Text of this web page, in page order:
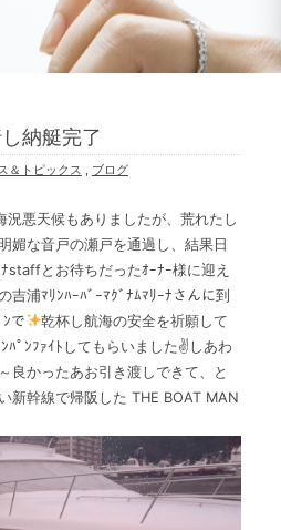
納艇完了
＆トピックス ブログ
悪天候もありましたが、荒れたし
媚な音戸の瀬戸を通過し、結果日
staffとお待ちだったｵｰﾅｰ様に迎え
吉浦ﾏﾘﾝﾊｰﾊﾞｰﾏｸﾞﾅﾑﾏﾘｰﾅさんに到
で
乾杯し航海の安全を祈願して
ﾊﾟﾝﾌｧｲﾄしてもらいました✌しあわ
良かったあお引き渡しできて、と
新幹線で帰阪した THE BOAT MAN